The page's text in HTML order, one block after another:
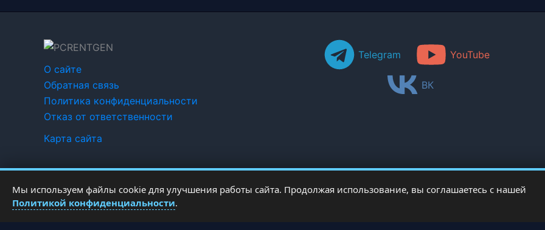
О сайте
Обратная связь
Политика конфиденциальности
Отказ от ответственности
Карта сайта
Telegram YouTube
ВК
Мы используем файлы cookie для улучшения работы сайта. Продолжая использование, вы соглашаетесь с нашей
Политикой конфиденциальности.